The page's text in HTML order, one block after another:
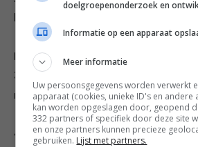
Kruimeldeeg:
3. Verwarm de oven voor op 200
rietsuiker, havermout en zout in
4. Snijd de boter in kleine blokjes
doelgroepenonderzoek en
Informatie op een apparaat
Meer informatie
Uw persoonsgegevens worden verwerkt
apparaat (cookies, unieke ID's en andere
kan worden opgeslagen door, geopend
332 partners of specifiek door deze site
en onze partners kunnen precieze
gebruiken. Lijst met partners.